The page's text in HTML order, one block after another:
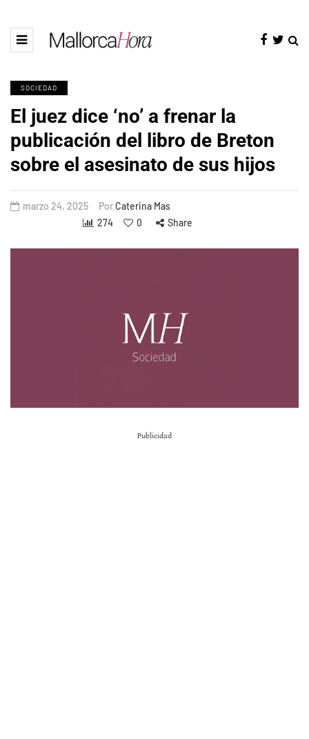
SOCIEDAD
El juez dice ‘no’ a frenar la
publicación del libro de Breton
sobre el asesinato de sus hijos
marzo 24, 2025 PorCaterina Mas
274
0 Share
Publicidad